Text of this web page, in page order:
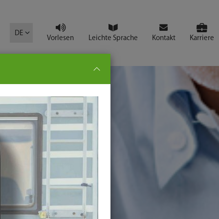
DE
Vorlesen Leichte Sprache Kontakt Karriere